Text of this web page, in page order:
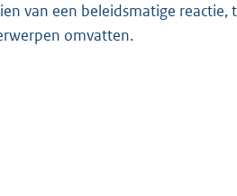
van een beleidsmatige reactie,
omvatten.